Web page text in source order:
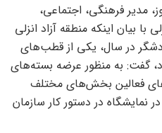
مدیر فرهنگی، اجتماعی،
با بیان اینکه منطقه آزاد انزلی
12 میلیون گردشگر در سال، یکی از قطب‌های
به منظور عرضه بسته‌های
فعالین بخش‌های مختلف
در دستور کار سازمان